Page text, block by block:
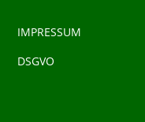
IMPRESSUM
DSGVO